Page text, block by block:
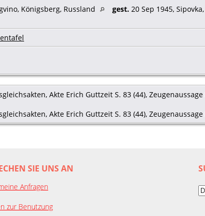
Königsberg, Russland gest. 20 Sep 1945,
Akte Erich Guttzeit S. 83 (44),
Akte Erich Guttzeit S. 83 (44),
SIE UNS AN
Anfragen
zur Benutzung